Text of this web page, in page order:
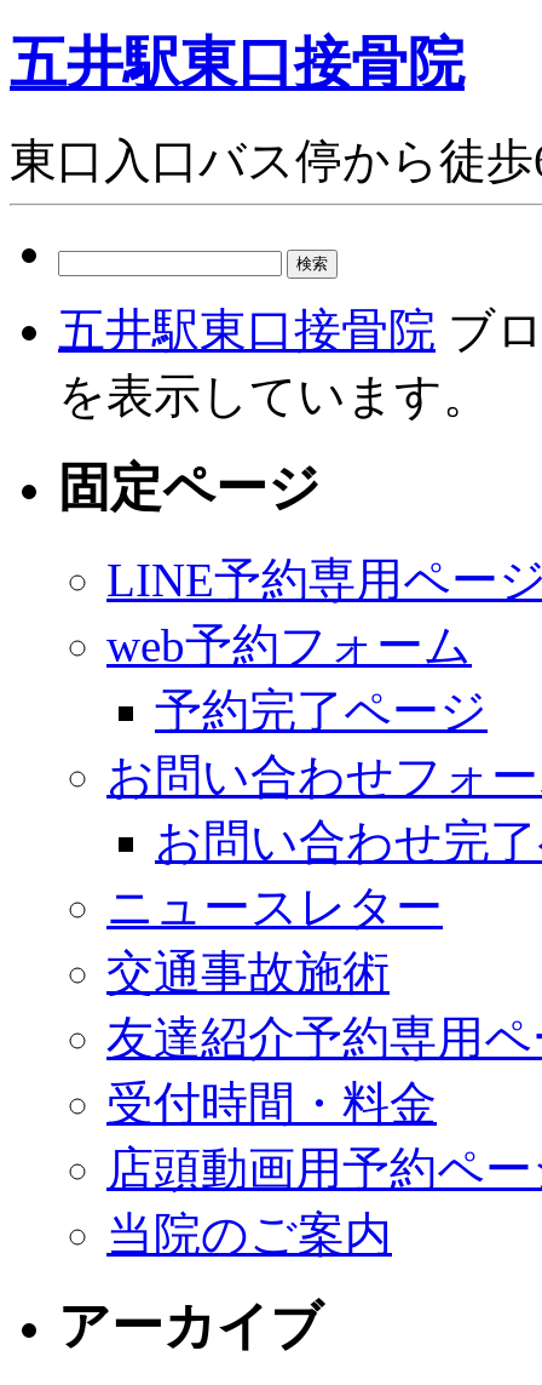
五井駅東口接骨院
東口入口バス停から徒
五井駅東口接骨院 ブ
を表示しています。
固定ページ
LINE予約専用ペー
web予約フォーム
予約完了ページ
お問い合わせフォ
お問い合わせ完
ニュースレター
交通事故施術
友達紹介予約専用
受付時間・料金
店頭動画用予約ペ
当院のご案内
アーカイブ